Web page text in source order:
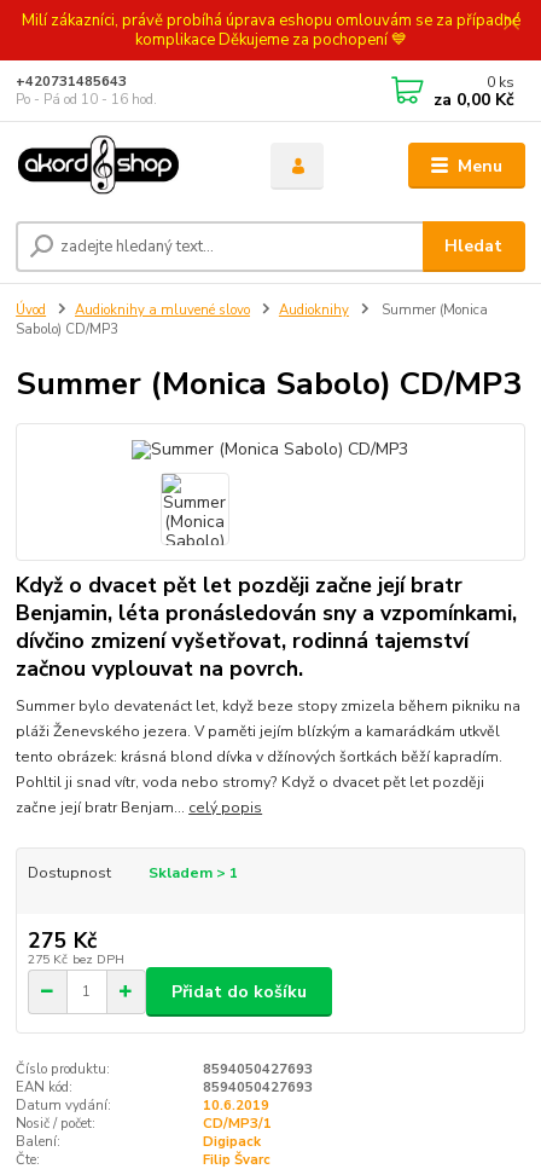
Milí zákazníci, právě probíhá úprava eshopu omlouvám se za případné
komplikace Děkujeme za pochopení 💙
Menu
Hledat
+420731485643
Po - Pá od 10 - 16 hod.
0 ks
za 0,00 Kč
Úvod Audioknihy a mluvené slovo Audioknihy
Summer (Monica
Sabolo) CD/MP3
Summer (Monica Sabolo) CD/MP3
Když o dvacet pět let později začne její bratr
Benjamin, léta pronásledován sny a vzpomínkami,
dívčino zmizení vyšetřovat, rodinná tajemství
začnou vyplouvat na povrch.
Summer bylo devatenáct let, když beze stopy zmizela během pikniku na
pláži Ženevského jezera. V paměti jejím blízkým a kamarádkám utkvěl
tento obrázek: krásná blond dívka v džínových šortkách běží kapradím.
Pohltil ji snad vítr, voda nebo stromy? Když o dvacet pět let později
začne její bratr Benjam... celý popis
Dostupnost Skladem > 1
275 Kč
275 Kč bez DPH
Přidat do košíku
Číslo produktu:
8594050427693
EAN kód:
8594050427693
Datum vydání:
10.6.2019
Nosič / počet:
CD/MP3/1
Balení:
Digipack
Čte:
Filip Švarc